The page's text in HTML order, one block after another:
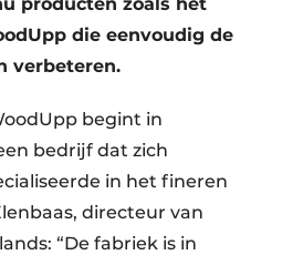
die eenvoudig de
verbeteren.
begint in
bedrijf dat zich
in het fineren
directeur van
“De fabriek is in